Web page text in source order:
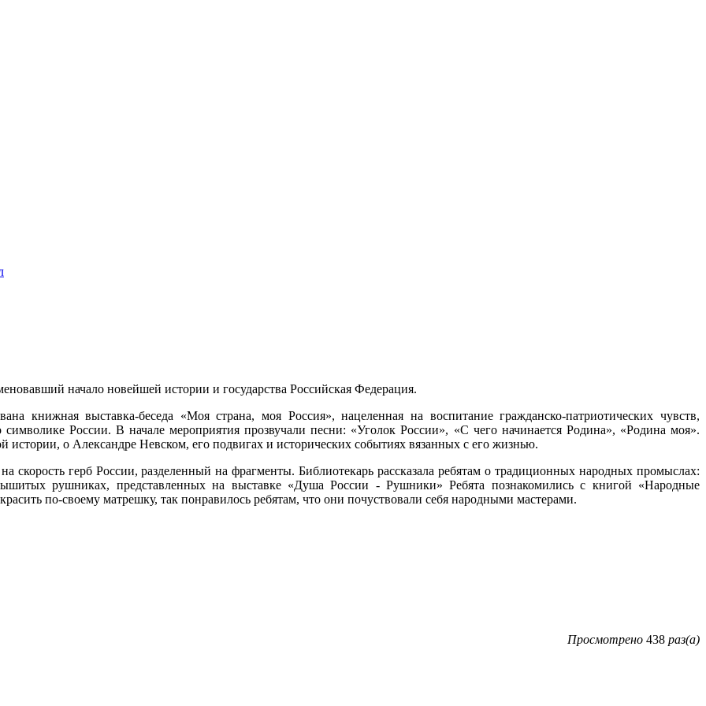
начало новейшей истории и государства Российская Федерация.
книжная выставка-беседа «Моя страна, моя Россия», нацеленная на воспитание гражданско-патриотических чувств,
России. В начале мероприятия прозвучали песни: «Уголок России», «С чего начинается Родина», «Родина моя».
истории, о Александре Невском, его подвигах и исторических событиях вязанных с его жизнью.
герб России, разделенный на фрагменты. Библиотекарь рассказала ребятам о традиционных народных промыслах:
рушниках, представленных на выставке «Душа России - Рушники» Ребята познакомились с книгой «Народные
по-своему матрешку, так понравилось ребятам, что они почуствовали себя народными мастерами.
Просмотрено 438 раз(а)